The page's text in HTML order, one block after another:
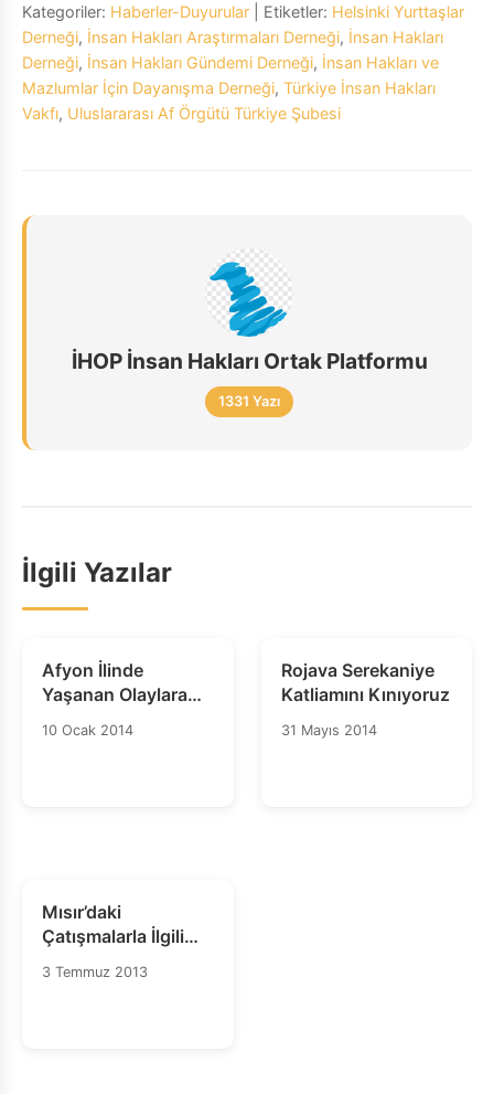
Kategoriler: Haberler-Duyurular | Etiketler: Helsinki Yurttaşlar
Derneği, İnsan Hakları Araştırmaları Derneği, İnsan Hakları
Derneği, İnsan Hakları Gündemi Derneği, İnsan Hakları ve
Mazlumlar İçin Dayanışma Derneği, Türkiye İnsan Hakları
Vakfı, Uluslararası Af Örgütü Türkiye Şubesi
İHOP İnsan Hakları Ortak Platformu
1331 Yazı
İlgili Yazılar
Afyon İlinde
Yaşanan Olaylara
İlişkin İHD Heyeti
10 Ocak 2014
Rojava Serekaniye
Katliamını Kınıyoruz
31 Mayıs 2014
Mısır’daki
Çatışmalarla İlgili
UAÖ Tarafından
3 Temmuz 2013